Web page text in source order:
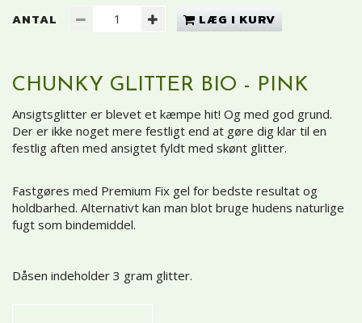
ANTAL LÆG I KURV
CHUNKY GLITTER BIO - PINK
Ansigtsglitter er blevet et kæmpe hit! Og med god grund.
Der er ikke noget mere festligt end at gøre dig klar til en
festlig aften med ansigtet fyldt med skønt glitter.
Fastgøres med Premium Fix gel for bedste resultat og
holdbarhed. Alternativt kan man blot bruge hudens naturlige
fugt som bindemiddel.
Dåsen indeholder 3 gram glitter.